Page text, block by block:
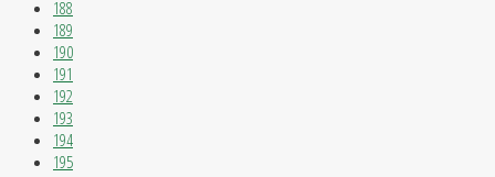
188
189
190
191
192
193
194
195